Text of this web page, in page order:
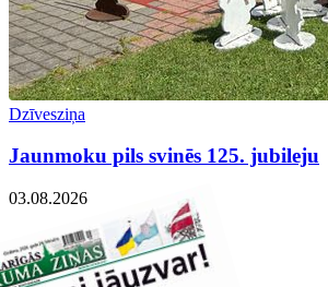
Dzīvesziņa
Jaunmoku pils svinēs 125. jubileju
03.08.2026